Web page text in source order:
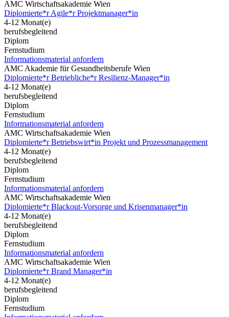
AMC Wirtschaftsakademie Wien
Diplomierte*r Agile*r Projektmanager*in
4-12 Monat(e)
berufsbegleitend
Diplom
Fernstudium
Informationsmaterial anfordern
AMC Akademie für Gesundheitsberufe Wien
Diplomierte*r Betriebliche*r Resilienz-Manager*in
4-12 Monat(e)
berufsbegleitend
Diplom
Fernstudium
Informationsmaterial anfordern
AMC Wirtschaftsakademie Wien
Diplomierte*r Betriebswirt*in Projekt und Prozessmanagement
4-12 Monat(e)
berufsbegleitend
Diplom
Fernstudium
Informationsmaterial anfordern
AMC Wirtschaftsakademie Wien
Diplomierte*r Blackout-Vorsorge und Krisenmanager*in
4-12 Monat(e)
berufsbegleitend
Diplom
Fernstudium
Informationsmaterial anfordern
AMC Wirtschaftsakademie Wien
Diplomierte*r Brand Manager*in
4-12 Monat(e)
berufsbegleitend
Diplom
Fernstudium